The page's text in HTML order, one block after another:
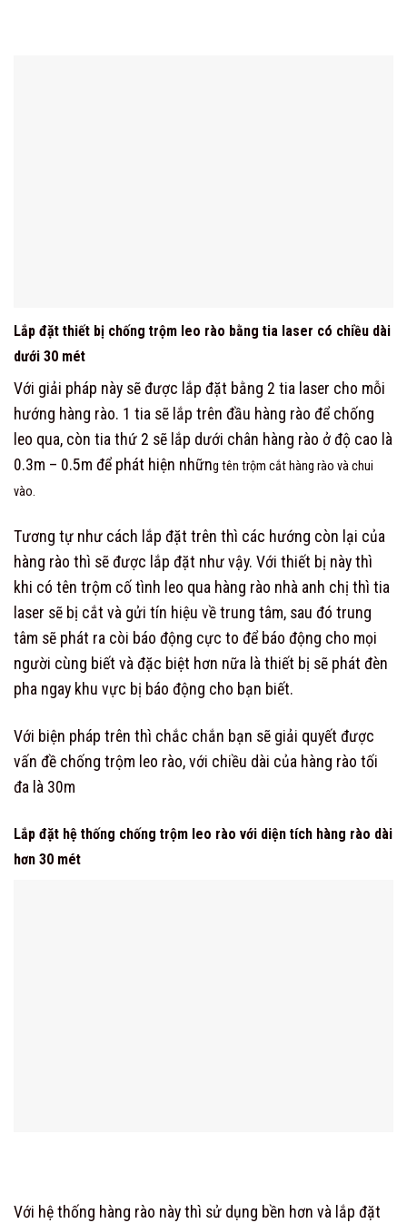
Lắp đặt thiết bị chống trộm leo rào bằng tia laser có chiều dài
dưới 30 mét
Với giải pháp này sẽ được lắp đặt bằng 2 tia laser cho mỗi
hướng hàng rào. 1 tia sẽ lắp trên đầu hàng rào để chống
leo qua, còn tia thứ 2 sẽ lắp dưới chân hàng rào ở độ cao là
0.3m – 0.5m để phát hiện những tên trộm cắt hàng rào và chui
vào.
Tương tự như cách lắp đặt trên thì các hướng còn lại của
hàng rào thì sẽ được lắp đặt như vậy. Với thiết bị này thì
khi có tên trộm cố tình leo qua hàng rào nhà anh chị thì tia
laser sẽ bị cắt và gửi tín hiệu về trung tâm, sau đó trung
tâm sẽ phát ra còi báo động cực to để báo động cho mọi
người cùng biết và đặc biệt hơn nữa là thiết bị sẽ phát đèn
pha ngay khu vực bị báo động cho bạn biết.
Với biện pháp trên thì chắc chắn bạn sẽ giải quyết được
vấn đề chống trộm leo rào, với chiều dài của hàng rào tối
đa là 30m
Lắp đặt hệ thống chống trộm leo rào với diện tích hàng rào dài
hơn 30 mét
Với hệ thống hàng rào này thì sử dụng bền hơn và lắp đặt